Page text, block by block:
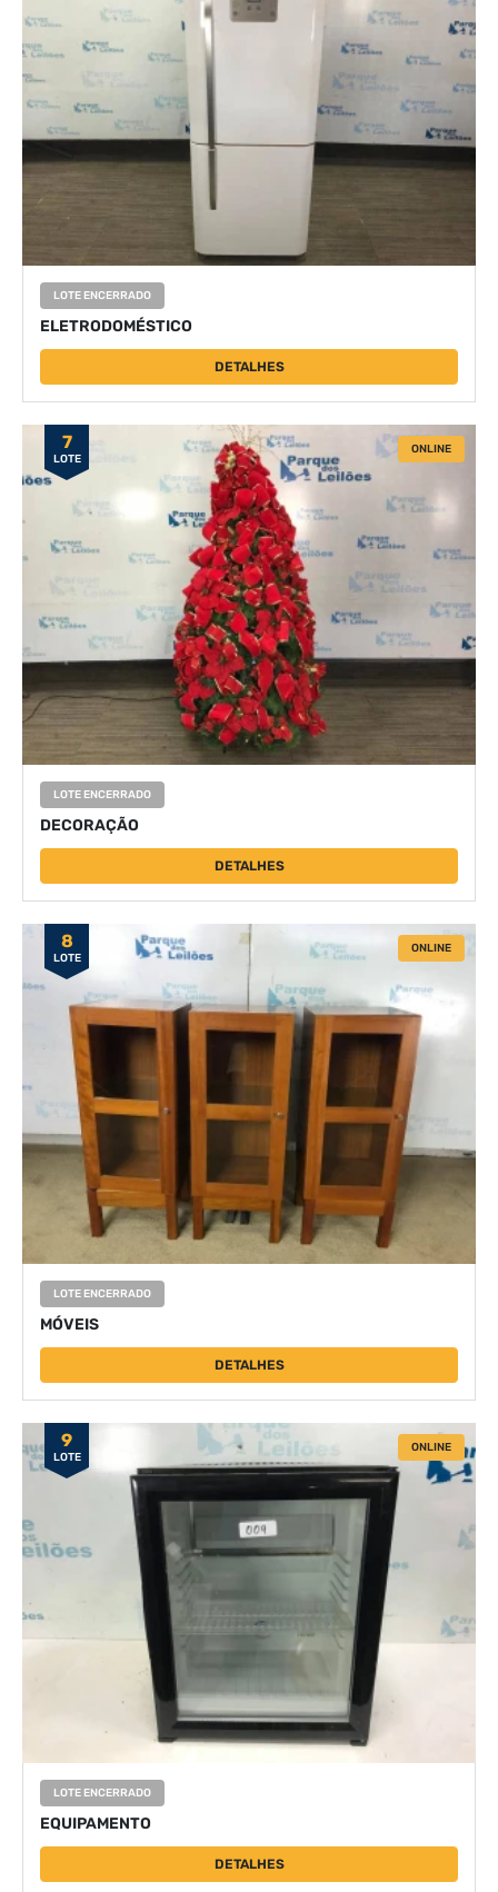
LOTE ENCERRADO
ELETRODOMÉSTICO
DETALHES
7
LOTE
ONLINE
LOTE ENCERRADO
DECORAÇÃO
DETALHES
8
LOTE
ONLINE
LOTE ENCERRADO
MÓVEIS
DETALHES
9
LOTE
ONLINE
LOTE ENCERRADO
EQUIPAMENTO
DETALHES